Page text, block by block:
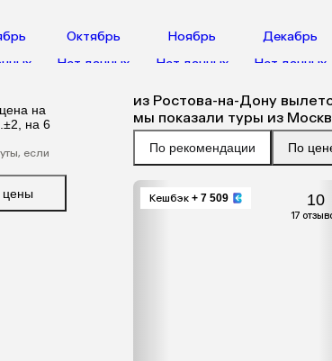
Октябрь
Нет данных
Ноябрь
Нет данных
Декабрь
Нет данных
на
на 6
если
цены
из Ростова-на-Дону
мы показали туры из
По рекомендации По
Кешбэк + 7 509 10
17